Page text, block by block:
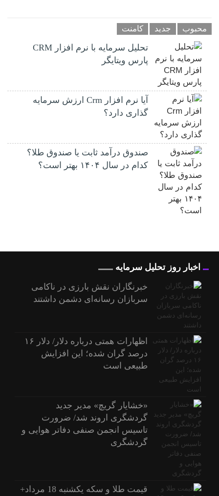
محبوب جدید کامنت
تحلیل سرمایه با نرم افزار CRM
پارس ویتایگر
آیا نرم افزار Crm ارزش سرمایه
گذاری دارد؟
صندوق درآمد ثابت یا صندوق طلا؟
کدام در سال ۱۴۰۴ بهتر است؟
اخبار روز تحلیل سرمایه
خبرنگاران نقش بارزی در ناکامی
سربازان رسانه‌ای دشمن داشتند
اظهارات همتی درباره دلار/ دلار ۱۶
درصد گران شده؛ این افزایش
طبیعی است
«خشایار گریچ» مدیر جدید
گردشگری اروند شد/ ضرورت
تاسیس انجمن صنفی دفاتر هوایی و
گردشگری
قیمت طلا و سکه یکشنبه 18 مرداد+